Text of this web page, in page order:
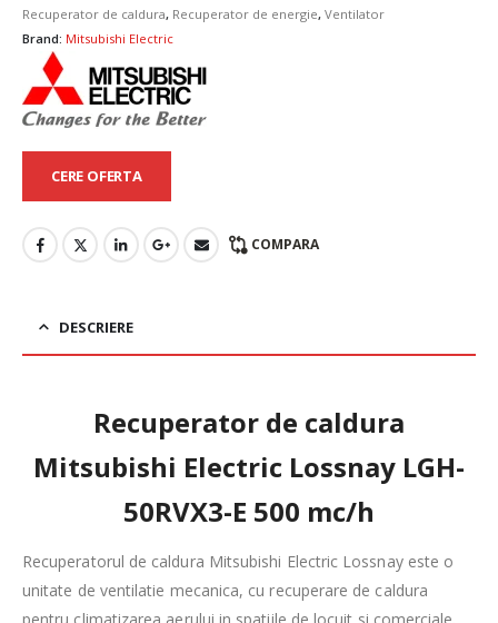
Recuperator de caldura, Recuperator de energie, Ventilator
Brand: Mitsubishi Electric
CERE OFERTA
COMPARA
DESCRIERE
Recuperator de caldura
Mitsubishi Electric Lossnay LGH-
50RVX3-E 500 mc/h
Recuperatorul de caldura Mitsubishi Electric Lossnay este o
unitate de ventilatie mecanica, cu recuperare de caldura